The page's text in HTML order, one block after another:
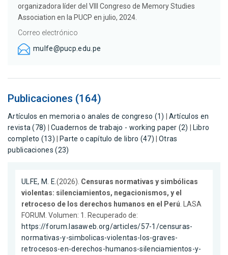
organizadora líder del VIII Congreso de Memory Studies
Association en la PUCP en julio, 2024.
Correo electrónico
mulfe@pucp.edu.pe
Publicaciones (164)
Artículos en memoria o anales de congreso (1)
Artículos en
revista (78)
Cuadernos de trabajo - working paper (2)
Libro
completo (13)
Parte o capítulo de libro (47)
Otras
publicaciones (23)
ULFE, M. E.(2026). Censuras normativas y simbólicas
violentas: silenciamientos, negacionismos, y el
retroceso de los derechos humanos en el Perú . LASA
FORUM. Volumen: 1. Recuperado de:
https://forum.lasaweb.org/articles/57-1/censuras-
normativas-y-simbolicas-violentas-los-graves-
retrocesos-en-derechos-humanos-silenciamientos-y-